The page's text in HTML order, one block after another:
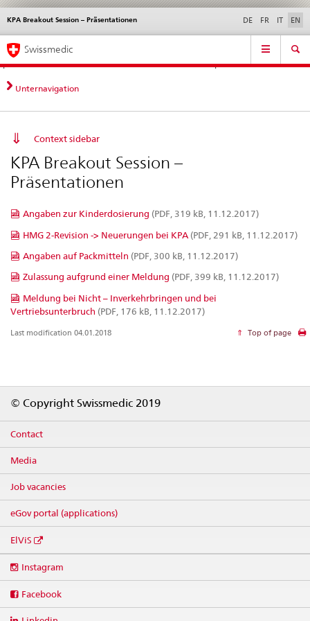
Direct
navigation:
news,
legal
contact
News &
standards
Contact | Support &
Help
KPA Breakout Session – Präsentationen
Languages DE FR IT EN
Service
Main
Navigation
Swissmedic
Unternavigation
Context sidebar
KPA Breakout Session –
Präsentationen
Angaben zur Kinderdosierung (PDF, 319 kB, 11.12.2017)
HMG 2-Revision -> Neuerungen bei KPA (PDF, 291 kB, 11.12.2017)
Angaben auf Packmitteln (PDF, 300 kB, 11.12.2017)
Zulassung aufgrund einer Meldung (PDF, 399 kB, 11.12.2017)
Meldung bei Nicht – Inverkehrbringen und bei
Vertriebsunterbruch (PDF, 176 kB, 11.12.2017)
Last modification 04.01.2018 Top of page
© Copyright Swissmedic 2019
Contact
Media
Job vacancies
eGov portal (applications)
ElViS
media
Instagram
Facebook